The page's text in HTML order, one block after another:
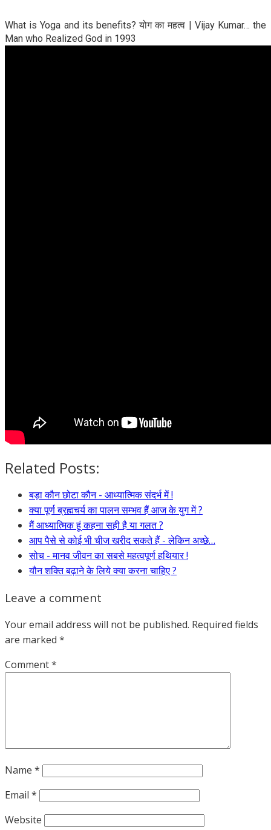
What is Yoga and its benefits? योग का महत्व | Vijay Kumar… the
Man who Realized God in 1993
Related Posts:
बड़ा कौन छोटा कौन - आध्यात्मिक संदर्भ में !
क्या पूर्ण ब्रह्मचर्य का पालन सम्भव हैं आज के युग में ?
मैं आध्यात्मिक हूं कहना सही है या गलत ?
आप पैसे से कोई भी चीज खरीद सकते हैं - लेकिन अच्छे…
सोच - मानव जीवन का सबसे महत्वपूर्ण हथियार !
यौन शक्ति बढ़ाने के लिये क्या करना चाहिए ?
Leave a comment
Your email address will not be published. Required fields
are marked *
Comment*
Name *
Email *
Website